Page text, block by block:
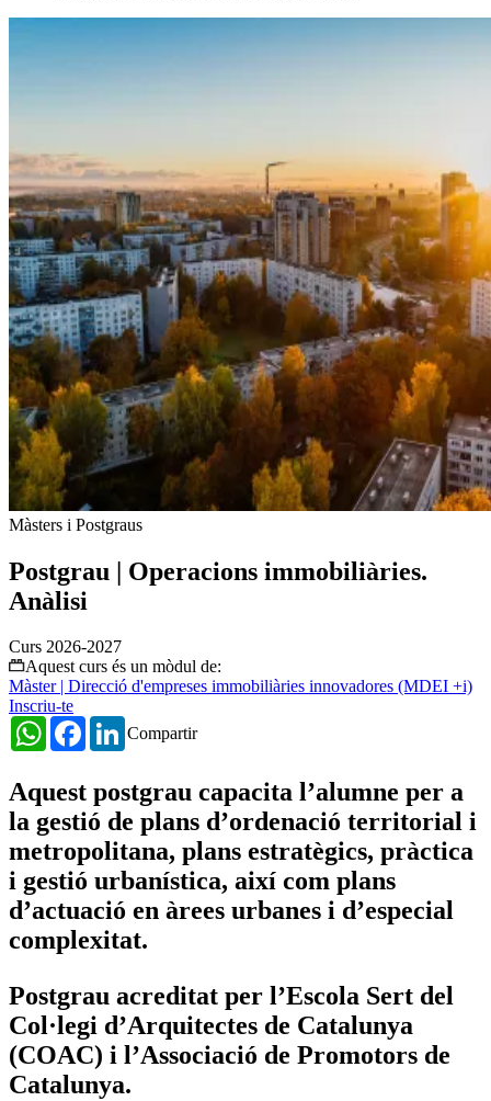
Màsters i Postgraus
Postgrau | Operacions immobiliàries.
Anàlisi
Curs 2026-2027
Aquest curs és un mòdul de:
Màster | Direcció d'empreses immobiliàries innovadores (MDEI +i)
Inscriu-te
Compartir
WhatsAppFacebookLinkedIn
Aquest postgrau capacita l’alumne per a
la gestió de plans d’ordenació territorial i
metropolitana, plans estratègics, pràctica
i gestió urbanística, així com plans
d’actuació en àrees urbanes i d’especial
complexitat.
Postgrau acreditat per l’Escola Sert del
Col·legi d’Arquitectes de Catalunya
(COAC) i l’Associació de Promotors de
Catalunya.